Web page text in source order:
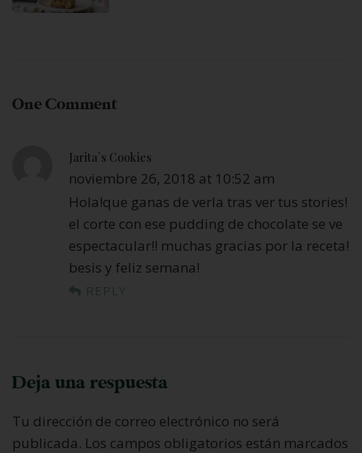
One Comment
Jarita`s Cookies
noviembre 26, 2018 at 10:52 am
Hola!que ganas de verla tras ver tus stories!
el corte con ese pudding de chocolate se ve
espectacular!! muchas gracias por la receta!
besis y feliz semana!
REPLY
Deja una respuesta
Tu dirección de correo electrónico no será
publicada. Los campos obligatorios están marcados